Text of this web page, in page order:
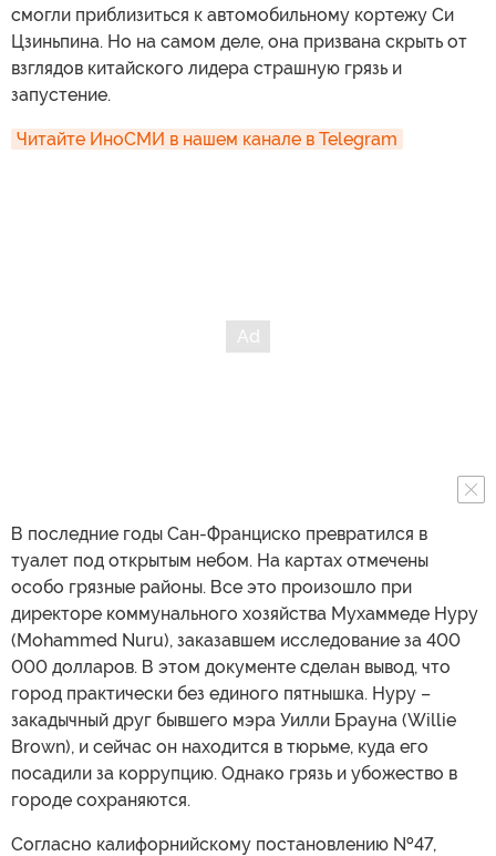
смогли приблизиться к автомобильному кортежу Си
Цзиньпина. Но на самом деле, она призвана скрыть от
взглядов китайского лидера страшную грязь и
запустение.
Читайте ИноСМИ в нашем канале в Telegram
В последние годы Сан-Франциско превратился в
туалет под открытым небом. На картах отмечены
особо грязные районы. Все это произошло при
директоре коммунального хозяйства Мухаммеде Нуру
(Mohammed Nuru), заказавшем исследование за 400
000 долларов. В этом документе сделан вывод, что
город практически без единого пятнышка. Нуру –
закадычный друг бывшего мэра Уилли Брауна (Willie
Brown), и сейчас он находится в тюрьме, куда его
посадили за коррупцию. Однако грязь и убожество в
городе сохраняются.
Согласно калифорнийскому постановлению №47,